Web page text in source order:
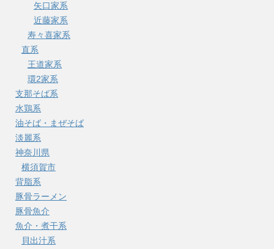
矢口家系
近藤家系
寿々喜家系
直系
王道家系
環2家系
支那そば系
水鶏系
油そば・まぜそば
淡麗系
神奈川県
横須賀市
背脂系
豚骨ラーメン
豚骨魚介
魚介・煮干系
貝出汁系